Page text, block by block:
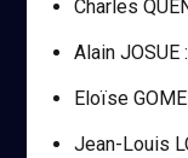
Charles
Alain JOSUE
Eloïse
Jean-Louis